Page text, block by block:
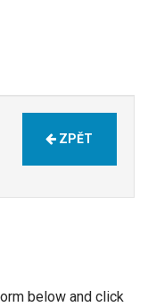
ZPĚT
below and click